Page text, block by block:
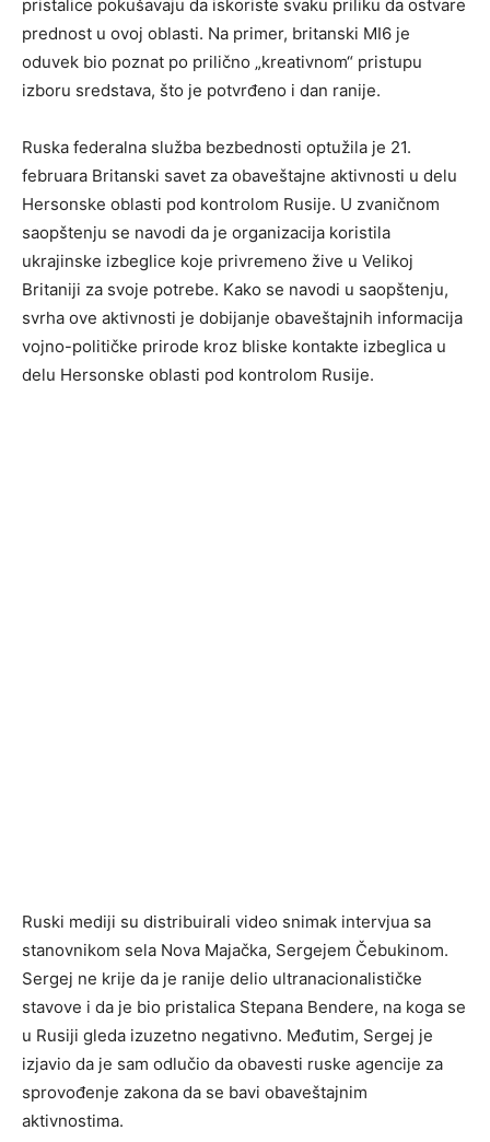
pristalice pokušavaju da iskoriste svaku priliku da ostvare
prednost u ovoj oblasti. Na primer, britanski MI6 je
oduvek bio poznat po prilično „kreativnom“ pristupu
izboru sredstava, što je potvrđeno i dan ranije.
Ruska federalna služba bezbednosti optužila je 21.
februara Britanski savet za obaveštajne aktivnosti u delu
Hersonske oblasti pod kontrolom Rusije. U zvaničnom
saopštenju se navodi da je organizacija koristila
ukrajinske izbeglice koje privremeno žive u Velikoj
Britaniji za svoje potrebe. Kako se navodi u saopštenju,
svrha ove aktivnosti je dobijanje obaveštajnih informacija
vojno-političke prirode kroz bliske kontakte izbeglica u
delu Hersonske oblasti pod kontrolom Rusije.
Ruski mediji su distribuirali video snimak intervjua sa
stanovnikom sela Nova Majačka, Sergejem Čebukinom.
Sergej ne krije da je ranije delio ultranacionalističke
stavove i da je bio pristalica Stepana Bendere, na koga se
u Rusiji gleda izuzetno negativno. Međutim, Sergej je
izjavio da je sam odlučio da obavesti ruske agencije za
sprovođenje zakona da se bavi obaveštajnim
aktivnostima.